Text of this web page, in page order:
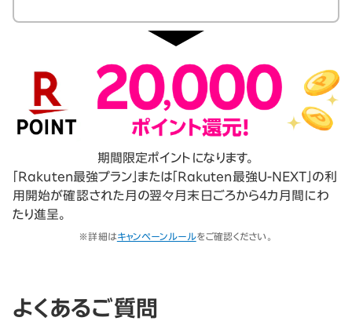
期間限定ポイントになります。
「Rakuten最強プラン」または「Rakuten最強U-NEXT」の利
用開始が確認された月の翌々月末日ごろから4カ月間にわ
たり進呈。
※詳細はキャンペーンルールをご確認ください。
よくあるご質問